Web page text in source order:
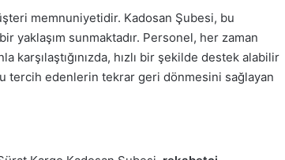
memnuniyetidir. Kadosan Şubesi, bu
yaklaşım sunmaktadır. Personel, her zaman
karşılaştığınızda, hızlı bir şekilde destek alabilir
tercih edenlerin tekrar geri dönmesini sağlayan